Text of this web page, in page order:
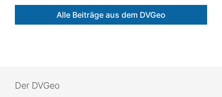
Alle Beiträge aus dem DVGeo
Der DVGeo